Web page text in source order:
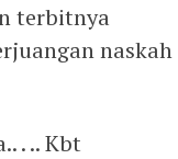
terbitnya
naskah
. .. Kbt